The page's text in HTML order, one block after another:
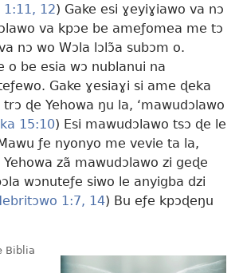
1:11, 12) Gake esi ɣeyiɣiawo va nɔ
va kpɔe be ameƒomea me tɔ
nɔ wo Wɔla lɔlɔ̃a subɔm o.
o be esia wɔ nublanui na
Gake ɣesiaɣi si ame ɖeka
ɖe Yehowa ŋu la, ‘mawudɔlawo
15:10) Esi mawudɔlawo tsɔ ɖe le
ƒe nyonyo me vevie ta la,
zã mawudɔlawo zi geɖe
wɔnuteƒe siwo le anyigba dzi
1:7, 14) Bu eƒe kpɔɖeŋu
Biblia